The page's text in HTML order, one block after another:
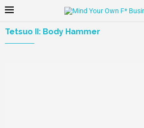
Tetsuo II: Body Hammer